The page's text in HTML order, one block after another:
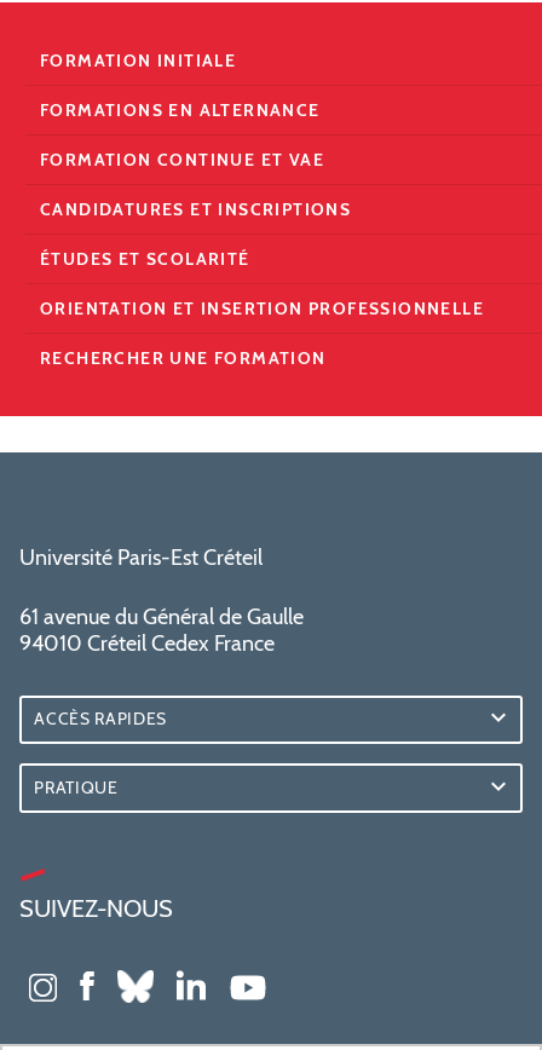
FORMATION INITIALE
FORMATIONS EN ALTERNANCE
FORMATION CONTINUE ET VAE
CANDIDATURES ET INSCRIPTIONS
ÉTUDES ET SCOLARITÉ
ORIENTATION ET INSERTION PROFESSIONNELLE
RECHERCHER UNE FORMATION
Université Paris-Est Créteil
61 avenue du Général de Gaulle
94010 Créteil Cedex France
ACCÈS RAPIDES
PRATIQUE
SUIVEZ-NOUS